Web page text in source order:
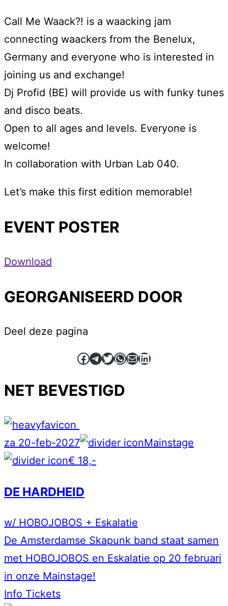
Call Me Waack?! is a waacking jam
connecting waackers from the Benelux,
Germany and everyone who is interested in
joining us and exchange!
Dj Profid (BE) will provide us with funky tunes
and disco beats.
Open to all ages and levels. Everyone is
welcome!
In collaboration with Urban Lab 040.
Let’s make this first edition memorable!
EVENT POSTER
Download
GEORGANISEERD DOOR
Deel deze pagina
Facebook
Telegram
Twitter
WhatsApp
E-mailLinkedIn
NET BEVESTIGD
za 20-feb-2027
Mainstage
€ 18,-
DE HARDHEID
w/ HOBOJOBOS + Eskalatie
De Amsterdamse Skapunk band staat samen
met HOBOJOBOS en Eskalatie op 20 februari
in onze Mainstage!
Info Tickets